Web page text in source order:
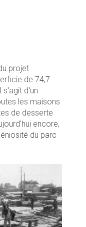
projet
de 74,7
s'agit d'un
les maisons
de desserte
encore,
du parc